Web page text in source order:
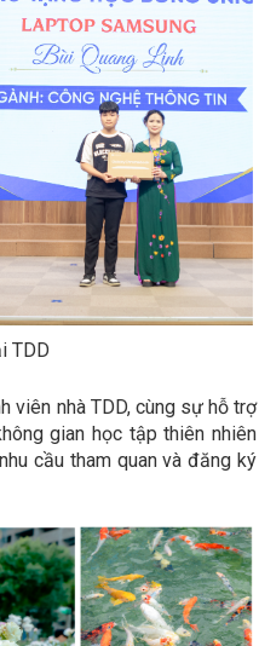
TDD
viên nhà TDD, cùng sự hỗ trợ
gian học tập thiên nhiên
cầu tham quan và đăng ký